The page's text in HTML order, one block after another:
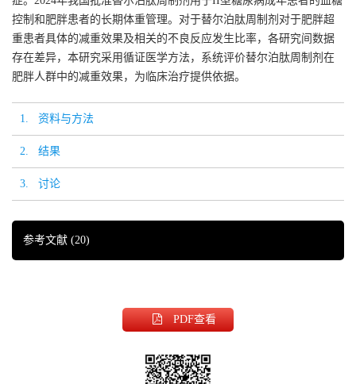
控制和肥胖患者的长期体重管理。对于替尔泊肽周制剂对于肥胖超
重患者具体的减重效果及相关的不良反应发生比率，各研究间数据
存在差异，本研究采用循证医学方法，系统评价替尔泊肽周制剂在
肥胖人群中的减重效果，为临床治疗提供依据。
1. 资料与方法
2. 结果
3. 讨论
参考文献 (20)
PDF查看